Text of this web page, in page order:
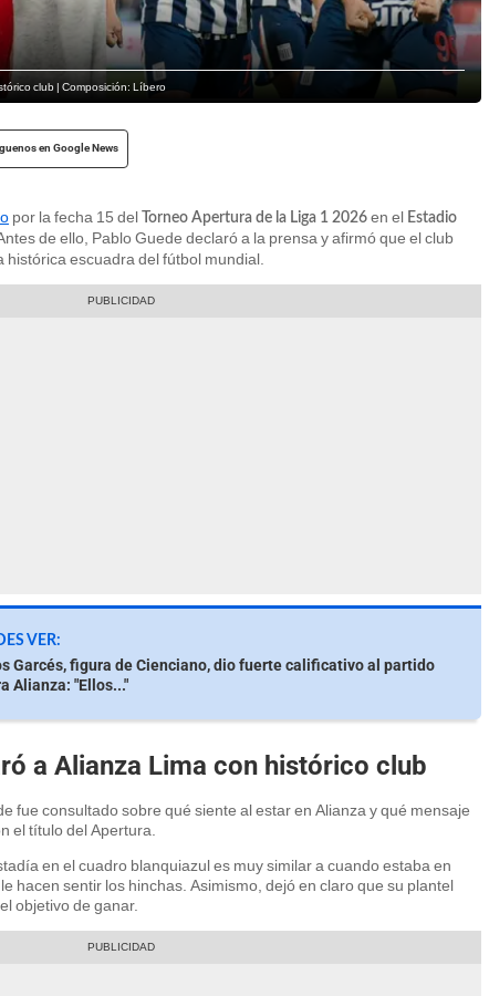
club | Composición: Líbero
en Google News
por la fecha 15 del Torneo Apertura de la Liga 1 2026 en el Estadio
de ello, Pablo Guede declaró a la prensa y afirmó que el club
escuadra del fútbol mundial.
VER:
Garcés, figura de Cienciano, dio fuerte calificativo al partido
Alianza: "Ellos..."
a Alianza Lima con histórico club
fue consultado sobre qué siente al estar en Alianza y qué mensaje
el título del Apertura.
en el cuadro blanquiazul es muy similar a cuando estaba en
hacen sentir los hinchas. Asimismo, dejó en claro que su plantel
objetivo de ganar.